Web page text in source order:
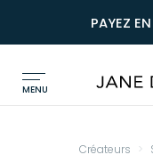
PAYEZ
MENU
Créateurs